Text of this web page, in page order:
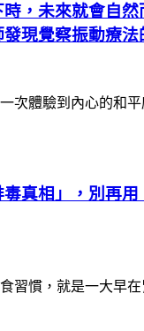
時，未來就會自
現覺察振動療法
次體驗到內心的和
真相」，別再
習慣，就是一大早